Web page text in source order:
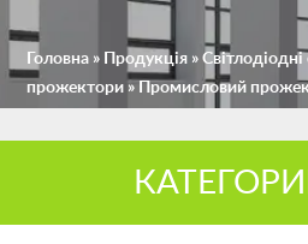
Головна » Продукція »
прожектори » Промисловий